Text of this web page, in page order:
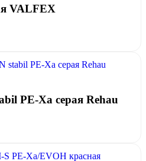
VALFEX
PE-Xa серая Rehau